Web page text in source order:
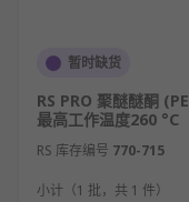
暂时缺货
RS PRO 聚醚醚酮
最高工作温度260 °C
RS 库存编号 770-715
小计（1 批，共 1 件）